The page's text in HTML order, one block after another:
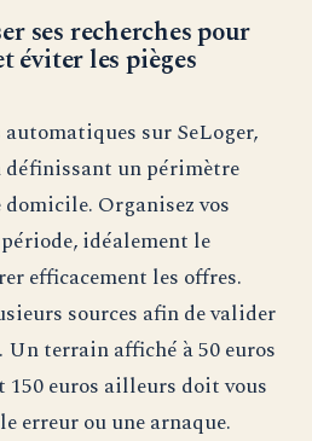
ses recherches pour
éviter les pièges
sur SeLoger,
définissant un périmètre
Organisez vos
idéalement le
efficacement les offres.
sources afin de valider
Un terrain affiché à 50 euros
euros ailleurs doit vous
erreur ou une arnaque.